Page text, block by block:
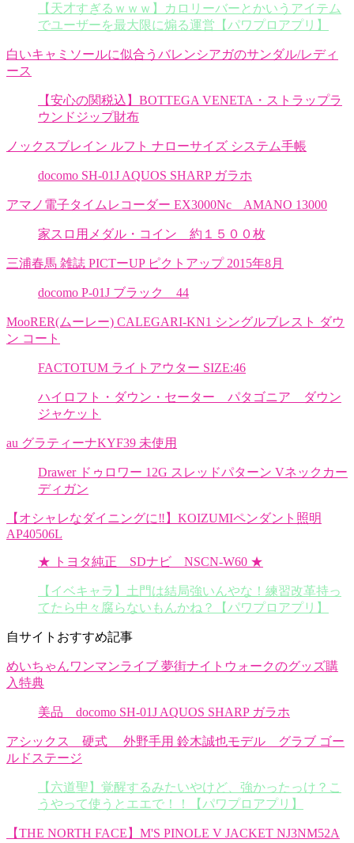
【天才すぎるｗｗｗ】カロリーバーとかいうアイテム
でユーザーを最大限に煽る運営【パワプロアプリ】
白いキャミソールに似合うバレンシアガのサンダル/レディ
ース
【安心の関税込】BOTTEGA VENETA・ストラップラ
ウンドジップ財布
ノックスブレイン ルフト ナローサイズ システム手帳
docomo SH-01J AQUOS SHARP ガラホ
アマノ電子タイムレコーダー EX3000Nc AMANO 13000
家スロ用メダル・コイン 約１５００枚
三浦春馬 雑誌 PICTーUP ピクトアップ 2015年8月
docomo P-01J ブラック 44
MooRER(ムーレー) CALEGARI-KN1 シングルブレスト ダウ
ン コート
FACTOTUM ライトアウター SIZE:46
ハイロフト・ダウン・セーター パタゴニア ダウン
ジャケット
au グラティーナKYF39 未使用
Drawer ドゥロワー 12G スレッドパターン Vネックカー
ディガン
【オシャレなダイニングに‼︎】KOIZUMIペンダント照明
AP40506L
★ トヨタ純正 SDナビ NSCN-W60 ★
【イベキャラ】土門は結局強いんやな！練習改革持っ
てたら中々腐らないもんかね？【パワプロアプリ】
自サイトおすすめ記事
めいちゃんワンマンライブ 夢街ナイトウォークのグッズ購
入特典
美品 docomo SH-01J AQUOS SHARP ガラホ
アシックス 硬式 外野手用 鈴木誠也モデル グラブ ゴー
ルドステージ
【六道聖】覚醒するみたいやけど、強かったっけ？こ
うやって使うとエエで！！【パワプロアプリ】
【THE NORTH FACE】M'S PINOLE V JACKET NJ3NM52A